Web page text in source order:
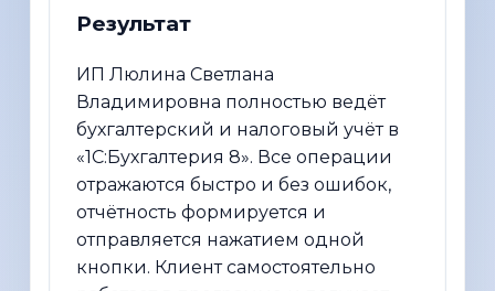
Результат
ИП Люлина Светлана
Владимировна полностью ведёт
бухгалтерский и налоговый учёт в
«1С:Бухгалтерия 8». Все операции
отражаются быстро и без ошибок,
отчётность формируется и
отправляется нажатием одной
кнопки. Клиент самостоятельно